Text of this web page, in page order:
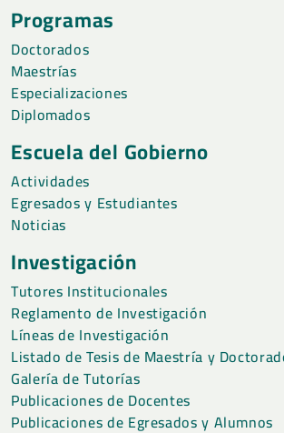
Programas
Doctorados
Maestrías
Especializaciones
Diplomados
Escuela del Gobierno
Actividades
Egresados y Estudiantes
Noticias
Investigación
Tutores Institucionales
Reglamento de Investigación
Líneas de Investigación
Listado de Tesis de Maestría y
Galería de Tutorías
Publicaciones de Docentes
Publicaciones de Egresados y Alumnos